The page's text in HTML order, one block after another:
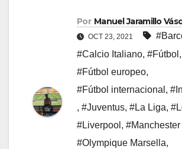
Por Manuel Jaramillo
OCT 23, 2021
#Calcio Italiano, #Fútbol ,
#Fútbol europeo,
#Fútbol internacional ,
, #Juventus, #La Liga,
#Liverpool , #Manchester
#Olympique Marsella,